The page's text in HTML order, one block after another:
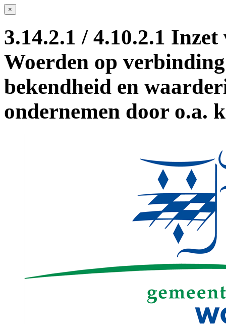
×
3.14.2.1 / 4.10.2.1
Woerden op
bekendheid en
ondernemen door o.a.